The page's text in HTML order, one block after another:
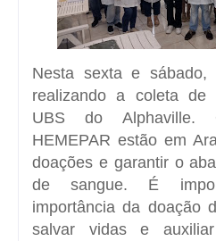
Nesta sexta e sábado,
realizando a coleta de
UBS do Alphaville.
HEMEPAR estão em
doações e garantir o
de sangue. É
importância da doação
salvar vidas e